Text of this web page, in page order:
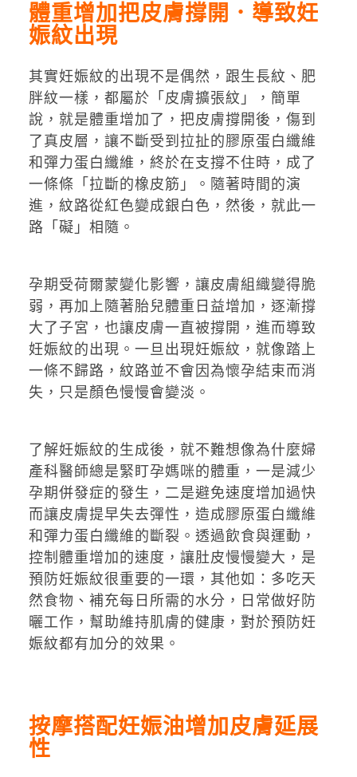
體重增加把皮膚撐開．導致妊
娠紋出現
其實妊娠紋的出現不是偶然，跟生長紋、肥
胖紋一樣，都屬於「皮膚擴張紋」，簡單
說，就是體重增加了，把皮膚撐開後，傷到
了真皮層，讓不斷受到拉扯的膠原蛋白纖維
和彈力蛋白纖維，終於在支撐不住時，成了
一條條「拉斷的橡皮筋」。隨著時間的演
進，紋路從紅色變成銀白色，然後，就此一
路「礙」相隨。
孕期受荷爾蒙變化影響，讓皮膚組織變得脆
弱，再加上隨著胎兒體重日益增加，逐漸撐
大了子宮，也讓皮膚一直被撐開，進而導致
妊娠紋的出現。一旦出現妊娠紋，就像踏上
一條不歸路，紋路並不會因為懷孕結束而消
失，只是顏色慢慢會變淡。
了解妊娠紋的生成後，就不難想像為什麼婦
產科醫師總是緊盯孕媽咪的體重，一是減少
孕期併發症的發生，二是避免速度增加過快
而讓皮膚提早失去彈性，造成膠原蛋白纖維
和彈力蛋白纖維的斷裂。透過飲食與運動，
控制體重增加的速度，讓肚皮慢慢變大，是
預防妊娠紋很重要的一環，其他如：多吃天
然食物、補充每日所需的水分，日常做好防
曬工作，幫助維持肌膚的健康，對於預防妊
娠紋都有加分的效果。
按摩搭配妊娠油增加皮膚延展
性